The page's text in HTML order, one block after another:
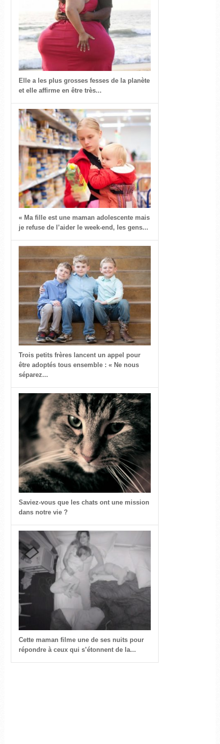
Elle a les plus grosses fesses de la planète
et elle affirme en être très...
« Ma fille est une maman adolescente mais
je refuse de l’aider le week-end, les gens...
Trois petits frères lancent un appel pour
être adoptés tous ensemble : « Ne nous
séparez...
Saviez-vous que les chats ont une mission
dans notre vie ?
Cette maman filme une de ses nuits pour
répondre à ceux qui s’étonnent de la...